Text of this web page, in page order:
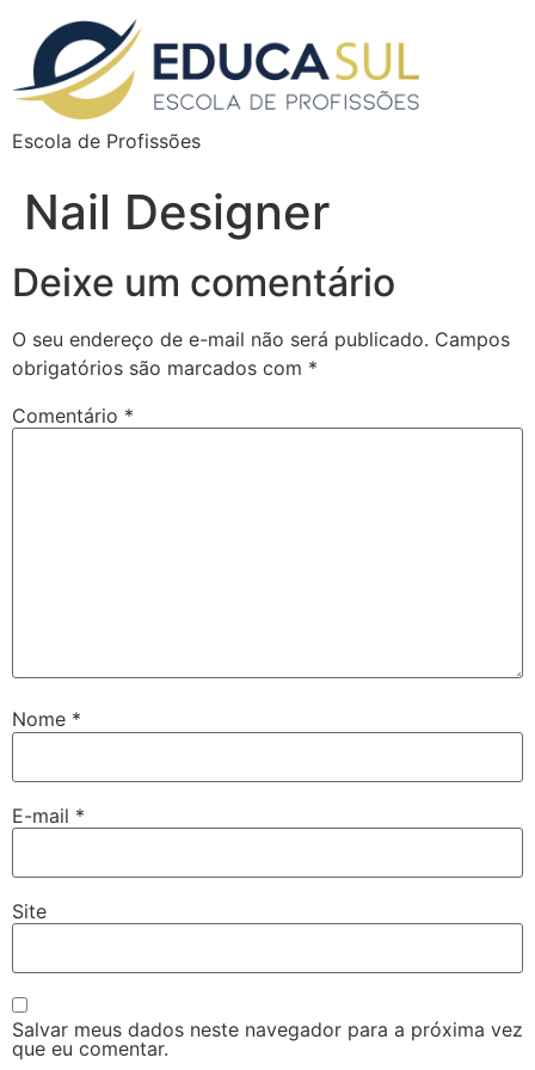
Escola de Profissões
Nail Designer
Deixe um comentário
O seu endereço de e-mail não será publicado. Campos
obrigatórios são marcados com *
Comentário *
Nome *
E-mail *
Site
Salvar meus dados neste navegador para a próxima vez
que eu comentar.